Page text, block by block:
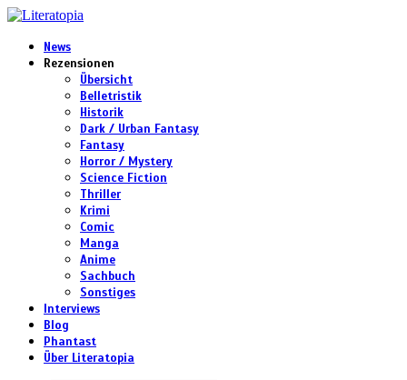
News
Rezensionen
Übersicht
Belletristik
Historik
Dark / Urban Fantasy
Fantasy
Horror / Mystery
Science Fiction
Thriller
Krimi
Comic
Manga
Anime
Sachbuch
Sonstiges
Interviews
Blog
Phantast
Über Literatopia